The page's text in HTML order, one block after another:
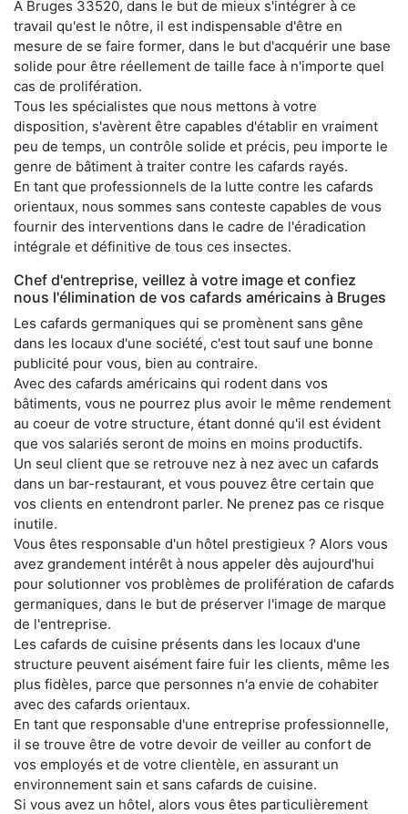
À Bruges 33520, dans le but de mieux s'intégrer à ce
travail qu'est le nôtre, il est indispensable d'être en
mesure de se faire former, dans le but d'acquérir une base
solide pour être réellement de taille face à n'importe quel
cas de prolifération.
Tous les spécialistes que nous mettons à votre
disposition, s'avèrent être capables d'établir en vraiment
peu de temps, un contrôle solide et précis, peu importe le
genre de bâtiment à traiter contre les cafards rayés.
En tant que professionnels de la lutte contre les cafards
orientaux, nous sommes sans conteste capables de vous
fournir des interventions dans le cadre de l'éradication
intégrale et définitive de tous ces insectes.
Chef d'entreprise, veillez à votre image et confiez
nous l'élimination de vos cafards américains à Bruges
Les cafards germaniques qui se promènent sans gêne
dans les locaux d'une société, c'est tout sauf une bonne
publicité pour vous, bien au contraire.
Avec des cafards américains qui rodent dans vos
bâtiments, vous ne pourrez plus avoir le même rendement
au coeur de votre structure, étant donné qu'il est évident
que vos salariés seront de moins en moins productifs.
Un seul client que se retrouve nez à nez avec un cafards
dans un bar-restaurant, et vous pouvez être certain que
vos clients en entendront parler. Ne prenez pas ce risque
inutile.
Vous êtes responsable d'un hôtel prestigieux ? Alors vous
avez grandement intérêt à nous appeler dès aujourd'hui
pour solutionner vos problèmes de prolifération de cafards
germaniques, dans le but de préserver l'image de marque
de l'entreprise.
Les cafards de cuisine présents dans les locaux d'une
structure peuvent aisément faire fuir les clients, même les
plus fidèles, parce que personnes n'a envie de cohabiter
avec des cafards orientaux.
En tant que responsable d'une entreprise professionnelle,
il se trouve être de votre devoir de veiller au confort de
vos employés et de votre clientèle, en assurant un
environnement sain et sans cafards de cuisine.
Si vous avez un hôtel, alors vous êtes particulièrement